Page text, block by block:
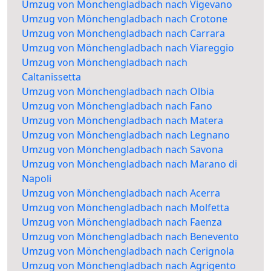
Umzug von Mönchengladbach nach Vigevano
Umzug von Mönchengladbach nach Crotone
Umzug von Mönchengladbach nach Carrara
Umzug von Mönchengladbach nach Viareggio
Umzug von Mönchengladbach nach
Caltanissetta
Umzug von Mönchengladbach nach Olbia
Umzug von Mönchengladbach nach Fano
Umzug von Mönchengladbach nach Matera
Umzug von Mönchengladbach nach Legnano
Umzug von Mönchengladbach nach Savona
Umzug von Mönchengladbach nach Marano di
Napoli
Umzug von Mönchengladbach nach Acerra
Umzug von Mönchengladbach nach Molfetta
Umzug von Mönchengladbach nach Faenza
Umzug von Mönchengladbach nach Benevento
Umzug von Mönchengladbach nach Cerignola
Umzug von Mönchengladbach nach Agrigento